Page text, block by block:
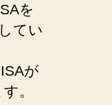
を
てい
が
。